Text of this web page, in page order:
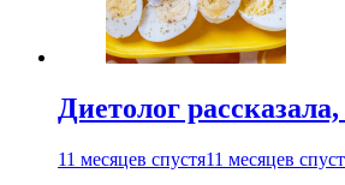
Диетолог
11 месяцев спустя11 месяцев